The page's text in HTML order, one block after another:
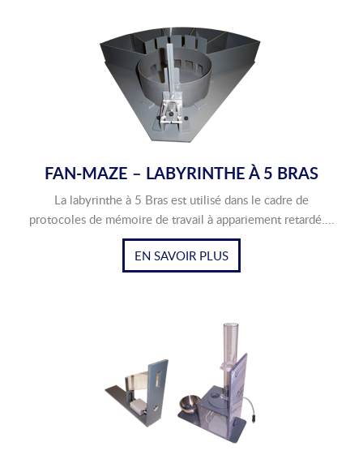
FAN-MAZE – LABYRINTHE À 5 BRAS
La labyrinthe à 5 Bras est utilisé dans le cadre de
protocoles de mémoire de travail à appariement retardé....
EN SAVOIR PLUS